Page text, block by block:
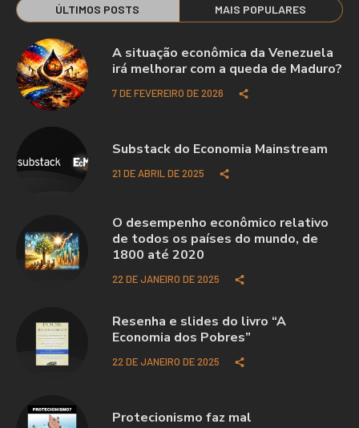
ÚLTIMOS POSTS MAIS POPULARES
A situação econômica da Venezuela
irá melhorar com a queda de Maduro?
7 DE FEVEREIRO DE 2026
Substack do Economia Mainstream
21 DE ABRIL DE 2025
O desempenho econômico relativo
de todos os países do mundo, de
1800 até 2020
22 DE JANEIRO DE 2025
Resenha e slides do livro “A
Economia dos Pobres”
22 DE JANEIRO DE 2025
Protecionismo faz mal